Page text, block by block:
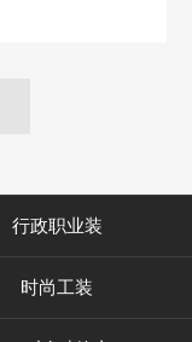
行政职业装
时尚工装